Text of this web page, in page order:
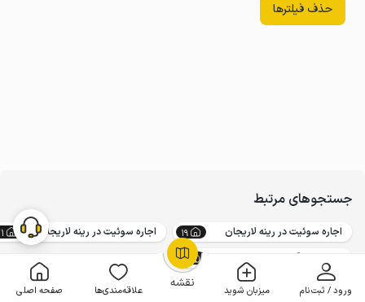
نقشه ورود / ثبت‌نام میزبان شوید علاقه‌مندی‌ها صفحه اصلی
OpenStreetMap
حذف فیلترها
جستجوهای مرتبط
اجاره سوئیت در رینه لاریجان 19 اجاره سوئیت در رینه لاریجان
11